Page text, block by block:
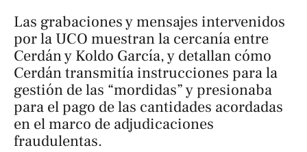
Las grabaciones y mensajes intervenidos
por la UCO muestran la cercanía entre
Cerdán y Koldo García, y detallan cómo
Cerdán transmitía instrucciones para la
gestión de las “mordidas” y presionaba
para el pago de las cantidades acordadas
en el marco de adjudicaciones
fraudulentas.